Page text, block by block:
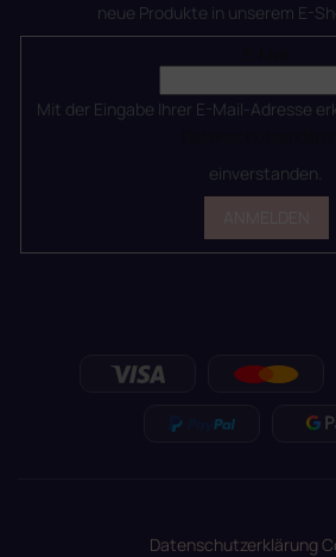
neue Produkte in unserem E-
Mit der Eingabe Ihrer E-Mail-Adresse
einverstanden.
Datenschutzerklärung